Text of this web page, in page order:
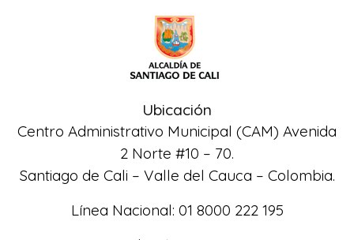
Ubicación
Centro Administrativo Municipal (CAM) Avenida
2 Norte #10 – 70.
Santiago de Cali – Valle del Cauca – Colombia.
Línea Nacional: 01 8000 222 195